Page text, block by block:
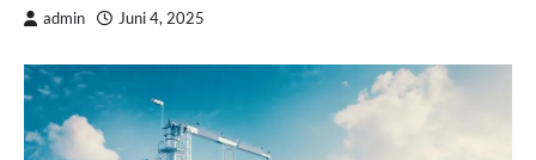
admin Juni 4, 2025